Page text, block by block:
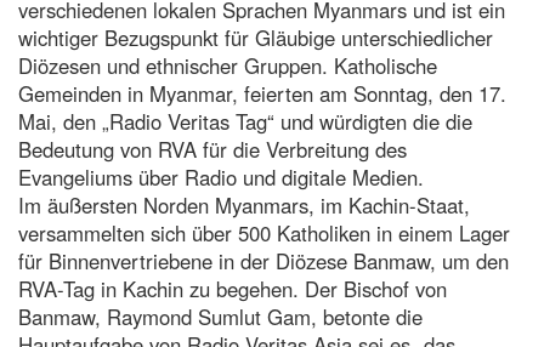
verschiedenen lokalen Sprachen Myanmars und ist ein
wichtiger Bezugspunkt für Gläubige unterschiedlicher
Diözesen und ethnischer Gruppen. Katholische
Gemeinden in Myanmar, feierten am Sonntag, den 17.
Mai, den „Radio Veritas Tag“ und würdigten die die
Bedeutung von RVA für die Verbreitung des
Evangeliums über Radio und digitale Medien.
Im äußersten Norden Myanmars, im Kachin-Staat,
versammelten sich über 500 Katholiken in einem Lager
für Binnenvertriebene in der Diözese Banmaw, um den
RVA-Tag in Kachin zu begehen. Der Bischof von
Banmaw, Raymond Sumlut Gam, betonte die